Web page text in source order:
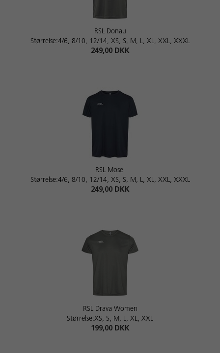
RSL Donau
Størrelse:4/6, 8/10, 12/14, XS, S, M, L, XL, XXL, XXXL
249,00 DKK
RSL Mosel
Størrelse:4/6, 8/10, 12/14, XS, S, M, L, XL, XXL, XXXL
249,00 DKK
RSL Drava Women
Størrelse:XS, S, M, L, XL, XXL
199,00 DKK